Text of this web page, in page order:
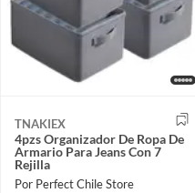
TNAKIEX
4pzs Organizador De Ropa De
Armario Para Jeans Con 7
Rejilla
Por Perfect Chile Store